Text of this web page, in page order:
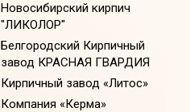
Новосибирский кирпич
"ЛИКОЛОР"
Белгородский Кирпичный
завод КРАСНАЯ ГВАРДИЯ
Кирпичный завод «Литос»
Компания «Керма»